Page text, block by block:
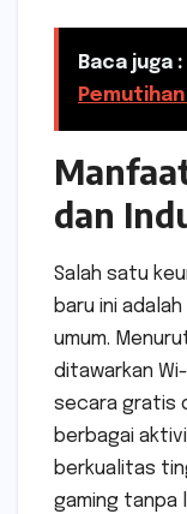
Baca juga :
dan
Salah satu
baru ini
umum.
ditawarkan
secara gratis
berbagai
berkualitas
gaming tanpa